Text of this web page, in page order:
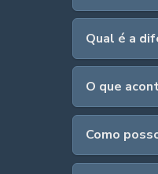
Qual é a
O que
Como